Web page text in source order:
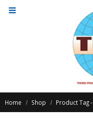
Home Shop Product Tag -